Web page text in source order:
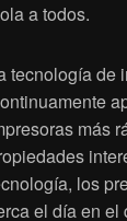
a todos.
tecnología de
más
los
el día en el